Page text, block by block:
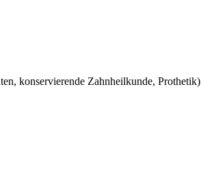
konservierende Zahnheilkunde, Prothetik)